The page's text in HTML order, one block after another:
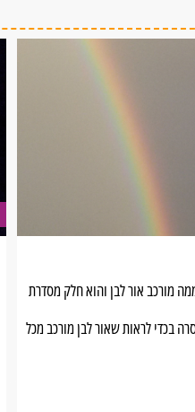
מורכב אור לבן והוא חלק מסדרת
בכדי לראות שאור לבן מורכב מכל